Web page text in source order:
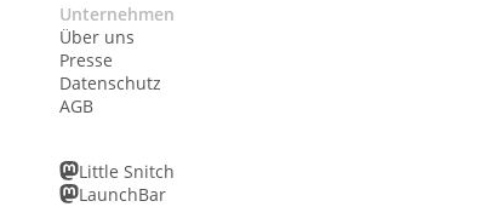
Unternehmen
Über uns
Presse
Datenschutz
AGB
Little Snitch
LaunchBar